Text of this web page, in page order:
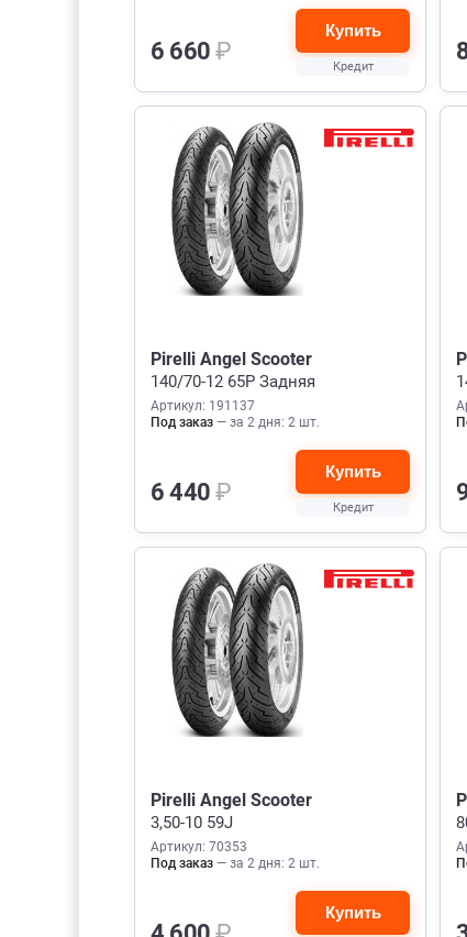
6 660₽
Купить
Кредит
Pirelli Angel Scooter
140/70-12 65P Задняя
Артикул: 191137
Под заказ — за 2 дня: 2 шт.
6 440₽
Купить
Кредит
Pirelli Angel Scooter
3,50-10 59J
Артикул: 70353
Под заказ — за 2 дня: 2 шт.
Купить